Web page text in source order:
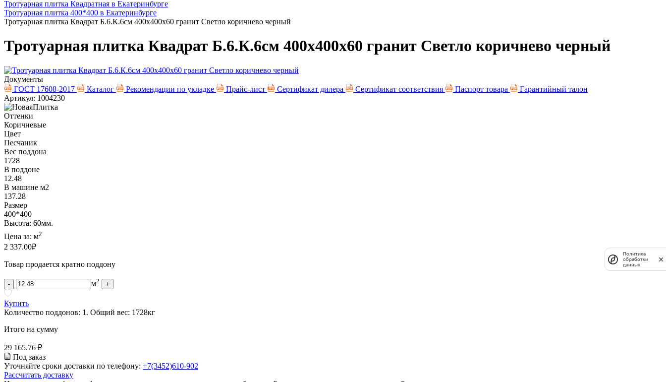
Тротуарная плитка Квадратная в Екатеринбурге
Тротуарная плитка 400*400 в Екатеринбурге
Тротуарная плитка Квадрат Б.6.К.6см 400х400х60 гранит Светло коричнево черный
Тротуарная плитка Квадрат Б.6.К.6см 400х400х60 гранит Светло коричнево черный
Документы
ГОСТ 17608-2017
Каталог Рекомендации по укладке Прайс-лист Сертификат дилера Сертификат соответствия Паспорт товара
Гарантийный талон
Артикул: 1004230
Оттенки
Коричневые
Цвет
Песчаник
Вес поддона
1728
В поддоне
12.48
В машине м2
137.28
Размер
400*400
Высота: 60мм.
Цена за: м2
2 337.00₽
Товар продается кратно поддону
- м2 +
Купить
Количество поддонов: 1 . Общий вес: 1728кг
Итого на сумму
29 165.76 ₽
Под заказ
Уточняйте сроки доставки по телефону: +7(3452)610-902
Рассчитать доставку
Политика
обработки
данных